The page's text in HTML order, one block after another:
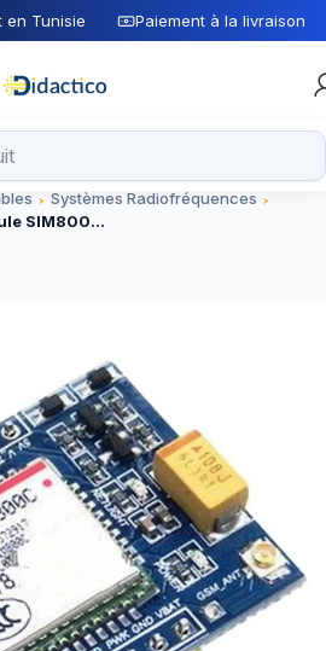
en Tunisie Paiement à la livraison
Systèmes Radiofréquences
Module SIM800C GSM GPRS 5V/3.3V TTL IPEX Avec Bluetooth Et TTS STM32 C51